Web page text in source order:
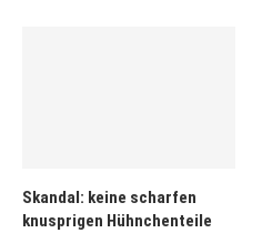
Skandal: keine scharfen
knusprigen Hühnchenteile